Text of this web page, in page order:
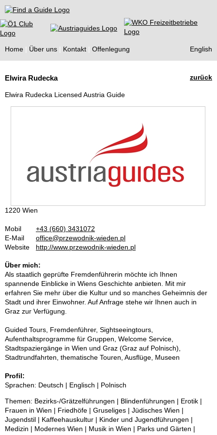
Find a Guide
Home Über uns Kontakt Offenlegung English
Guides
zurück
Elwira Rudecka
Elwira Rudecka Licensed Austria Guide
1220 Wien
Mobil
+43 (660) 3431072
E-Mail
office@przewodnik-wieden.pl
Website
http://www.przewodnik-wieden.pl
Über mich:
Als staatlich geprüfte Fremdenführerin möchte ich Ihnen
spannende Einblicke in Wiens Geschichte anbieten. Mit mir
erfahren Sie mehr über die Kultur und so manches Geheimnis der
Stadt und ihrer Einwohner. Auf Anfrage stehe wir Ihnen auch in
Graz zur Verfügung.
Guided Tours, Fremdenführer, Sightseeingtours,
Aufenthaltsprogramme für Gruppen, Welcome Service,
Stadtspaziergänge in Wien und Graz (Graz auf Polnisch),
Stadtrundfahrten, thematische Touren, Ausflüge, Museen
Profil:
Sprachen: Deutsch | Englisch | Polnisch
Themen: Bezirks-/Grätzelführungen | Blindenführungen | Erotik |
Frauen in Wien | Friedhöfe | Gruseliges | Jüdisches Wien |
Jugendstil | Kaffeehauskultur | Kinder und Jugendführungen |
Medizin | Modernes Wien | Musik in Wien | Parks und Gärten |